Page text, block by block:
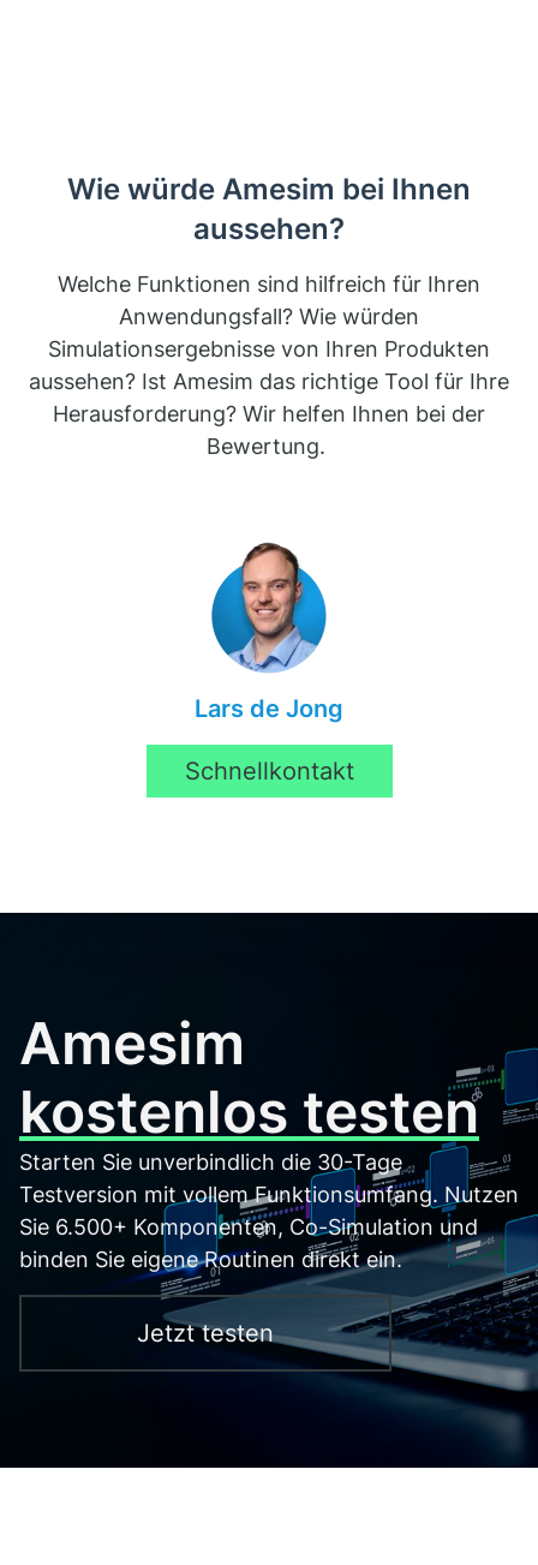
Wie würde Amesim bei Ihnen
aussehen?
Welche Funktionen sind hilfreich für Ihren
Anwendungsfall? Wie würden
Simulationsergebnisse von Ihren Produkten
aussehen? Ist Amesim das richtige Tool für Ihre
Herausforderung? Wir helfen Ihnen bei der
Bewertung.
Lars de Jong
Schnellkontakt
Amesim
kostenlos testen
Starten Sie unverbindlich die 30-Tage
Testversion mit vollem Funktionsumfang. Nutzen
Sie 6.500+ Komponenten, Co-Simulation und
binden Sie eigene Routinen direkt ein.
Jetzt testen